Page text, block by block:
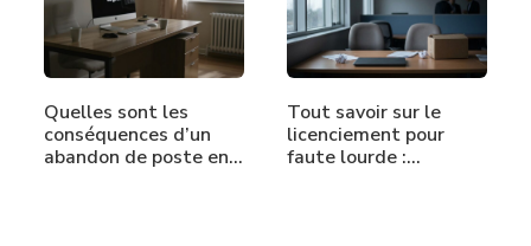
Quelles sont les
conséquences d’un
abandon de poste en
Tout savoir sur le
licenciement pour
faute lourde :…